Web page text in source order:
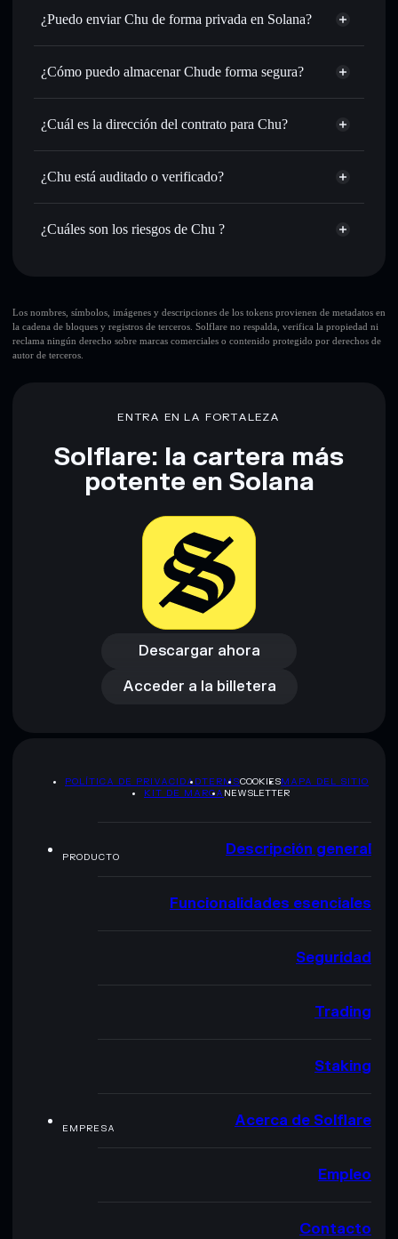
Intercambiar al instante: operar con CHU para SOL,
de órdenes inteligente para el mejor precio disponible
Establecer órdenes límite: automatizar las operaciones en
largo del tiempo
Enviar de forma privada: transferir CHU sin vincular
integrado de Solflare
Hacer un seguimiento en tiempo real: monitorizar el
precio, volumen, capitalización de mercado y liquidez de
CHU
¿Puedo enviar Chu de forma privada en Solana?
agregador de privacidad
Solflare
¿Cómo puedo almacenar Chude forma segura?
Chu
cartera
agregador de privacidad
¿Cuál es la dirección del contrato para Chu?
Chu
¿Chu está auditado o verificado?
Chu no está verificado actualmente
¿Cuáles son los riesgos de Chu ?
Chu
liquidez
limitada
financiero. Investiga siempre por tu cuenta. Datos
Los nombres, símbolos, imágenes y descripciones de los tokens provienen de metadatos en
la cadena de bloques y registros de terceros. Solflare no respalda, verifica la propiedad ni
reclama ningún derecho sobre marcas comerciales o contenido protegido por derechos de
autor de terceros.
ENTRA EN LA FORTALEZA
Solflare: la cartera más
potente en Solana
Descargar ahora
Descargar ahora
Acceder a la billetera
Acceder a la billetera
POLÍTICA DE PRIVACIDADTERMSCOOKIESMAPA DEL SITIO
KIT DE MARCA NEWSLETTER
PRODUCTO Descripción general
Funcionalidades esenciales
Seguridad
Trading
Staking
EMPRESA Acerca de Solflare
Empleo
Contacto